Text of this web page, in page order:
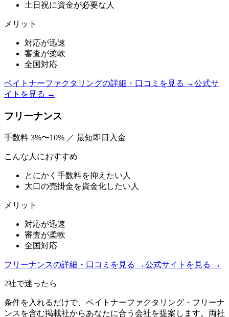
土日祝に資金が必要な人
メリット
対応が迅速
審査が柔軟
全国対応
ペイトナーファクタリングの詳細・口コミを見る →公式サ
イトを見る →
フリーナンス
手数料 3%〜10% ／ 最短即日入金
こんな人におすすめ
とにかく手数料を抑えたい人
大口の売掛金を資金化したい人
メリット
対応が迅速
審査が柔軟
全国対応
フリーナンスの詳細・口コミを見る →公式サイトを見る →
2社で迷ったら
条件を入れるだけで、 ペイトナーファクタリング ・ フリーナ
ンス を含む掲載社からあなたに合う会社を提案します。両社